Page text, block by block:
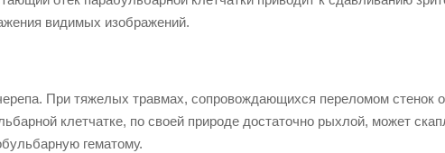
видимых изображений.
При тяжелых травмах, сопровождающихся переломом стенок
клетчатке, по своей природе достаточно рыхлой, может
гематому.